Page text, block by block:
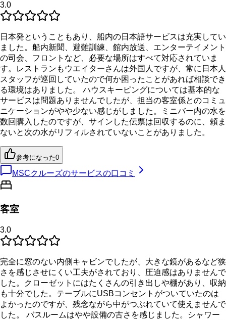
3.0
日本発ということもあり、船内の日本語サービスは充実してい
ました。船内新聞、避難訓練、館内放送、エンターテイメント
の司会、フロントなど、必要な場所はすべて対応されていま
す。レストランもウエイターさんは外国人ですが、常に日本人
スタッフが巡回していたので何か困ったことがあれば相談でき
る環境はありました。 ハウスキーピングについては基本的な
サービスは問題ありませんでしたが、担当の客室係とのコミュ
ニケーションがやや少ない感じがしました。ミニバー内の水を
数回購入したのですが、サインした伝票は回収するのに、頼ま
ないと次の水がリフィルされていないことがありました。
参考になった0
MSCクルーズのサービスの口コミ
客室
3.0
完全に窓のない内側キャビンでしたが、大きな鏡があるなど狭
さを感じさせにくい工夫がされており、圧迫感はありませんで
した。クローゼットにはたくさんの引き出しや棚があり、収納
も十分でした。テーブルにUSBコンセントがついていたのは
よかったのですが、残念ながら中がつぶれていて使えませんで
した。 バスルームはやや設備の古さを感じました。シャワー